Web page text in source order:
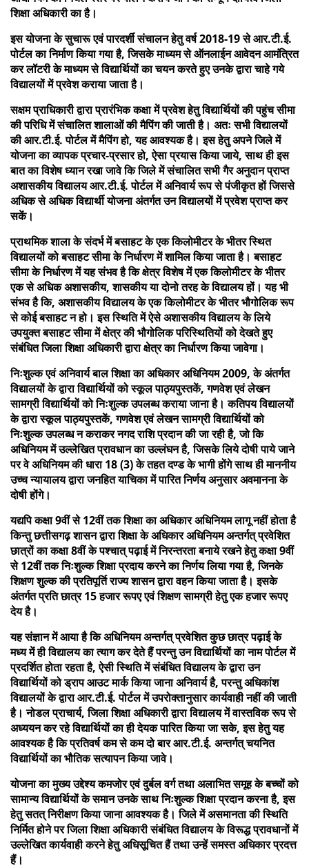
शिक्षा अधिकारी का है।
इस योजना के सुचारू एवं पारदर्शी संचालन हेतु वर्ष 2018-19 से आर.टी.ई.
पोर्टल का निर्माण किया गया है, जिसके माध्यम से ऑनलाईन आवेदन आमंत्रित
कर लॉटरी के माध्यम से विद्यार्थियों का चयन करते हुए उनके द्वारा चाहे गये
विद्यालयों में प्रवेश कराया जाता है।
सक्षम प्राधिकारी द्वारा प्रारंभिक कक्षा में प्रवेश हेतु विद्यार्थियों की पहुंच सीमा
की परिधि में संचालित शालाओं की मैपिंग की जाती है। अतः सभी विद्यालयों
की आर.टी.ई. पोर्टल में मैपिंग हो, यह आवश्यक है। इस हेतु अपने जिले में
योजना का व्यापक प्रचार-प्रसार हो, ऐसा प्रयास किया जाये, साथ ही इस
बात का विशेष ध्यान रखा जावे कि जिले में संचालित सभी गैर अनुदान प्राप्त
अशासकीय विद्यालय आर.टी.ई. पोर्टल में अनिवार्य रूप से पंजीकृत हों जिससे
अधिक से अधिक विद्यार्थी योजना अंतर्गत उन विद्यालयों में प्रवेश प्राप्त कर
सकें।
प्राथमिक शाला के संदर्भ में बसाहट के एक किलोमीटर के भीतर स्थित
विद्यालयों को बसाहट सीमा के निर्धारण में शामिल किया जाता है। बसाहट
सीमा के निर्धारण में यह संभव है कि क्षेत्र विशेष में एक किलोमीटर के भीतर
एक से अधिक अशासकीय, शासकीय या दोनो तरह के विद्यालय हों। यह भी
संभव है कि, अशासकीय विद्यालय के एक किलोमीटर के भीतर भौगोलिक रूप
से कोई बसाहट न हो। इस स्थिति में ऐसे अशासकीय विद्यालय के लिये
उपयुक्त बसाहट सीमा में क्षेत्र की भौगोलिक परिस्थितियों को देखते हुए
संबंधित जिला शिक्षा अधिकारी द्वारा क्षेत्र का निर्धारण किया जावेगा।
निःशुल्क एवं अनिवार्य बाल शिक्षा का अधिकार अधिनियम 2009, के अंतर्गत
विद्यालयों के द्वारा विद्यार्थियों को स्कूल पाठ्यपुस्तकें, गणवेश एवं लेखन
सामग्री विद्यार्थियों को निःशुल्क उपलब्ध कराया जाना है। कतिपय विद्यालयों
के द्वारा स्कूल पाठ्यपुस्तकें, गणवेश एवं लेखन सामग्री विद्यार्थियों को
निःशुल्क उपलब्ध न कराकर नगद राशि प्रदान की जा रही है, जो कि
अधिनियम में उल्लेखित प्रावधान का उल्लंघन है, जिसके लिये दोषी पाये जाने
पर वे अधिनियम की धारा 18 (3) के तहत दण्ड के भागी होंगे साथ ही माननीय
उच्च न्यायालय द्वारा जनहित याचिका में पारित निर्णय अनुसार अवमानना के
दोषी होंगे।
यद्यपि कक्षा 9वीं से 12वीं तक शिक्षा का अधिकार अधिनियम लागू नहीं होता है
किन्तु छत्तीसगढ़ शासन द्वारा शिक्षा के अधिकार अधिनियम अन्तर्गत् प्रवेशित
छात्रों का कक्षा 8वीं के पश्चात् पढ़ाई में निरन्तरता बनाये रखने हेतु कक्षा 9वीं
से 12वीं तक निःशुल्क शिक्षा प्रदाय करने का निर्णय लिया गया है, जिनके
शिक्षण शुल्क की प्रतिपूर्ति राज्य शासन द्वारा वहन किया जाता है। इसके
अंतर्गत प्रति छात्र 15 हजार रूपए एवं शिक्षण सामग्री हेतु एक हजार रूपए
देय है।
यह संज्ञान में आया है कि अधिनियम अन्तर्गत् प्रवेशित कुछ छात्र पढ़ाई के
मध्य में ही विद्यालय का त्याग कर देते हैं परन्तु उन विद्यार्थियों का नाम पोर्टल में
प्रदर्शित होता रहता है, ऐसी स्थिति में संबंधित विद्यालय के द्वारा उन
विद्यार्थियों को ड्राप आउट मार्क किया जाना अनिवार्य है, परन्तु अधिकांश
विद्यालयों के द्वारा आर.टी.ई. पोर्टल में उपरोक्तानुसार कार्यवाही नहीं की जाती
है। नोडल प्राचार्य, जिला शिक्षा अधिकारी द्वारा विद्यालय में वास्तविक रूप से
अध्ययन कर रहे विद्यार्थियों का ही देयक पारित किया जा सके, इस हेतु यह
आवश्यक है कि प्रतिवर्ष कम से कम दो बार आर.टी.ई. अन्तर्गत् चयनित
विद्यार्थियों का भौतिक सत्यापन किया जावे।
योजना का मुख्य उद्देश्य कमजोर एवं दुर्बल वर्ग तथा अलाभित समूह के बच्चों को
सामान्य विद्यार्थियों के समान उनके साथ निःशुल्क शिक्षा प्रदान करना है, इस
हेतु सतत् निरीक्षण किया जाना आवश्यक है। जिले में असमानता की स्थिति
निर्मित होने पर जिला शिक्षा अधिकारी संबंधित विद्यालय के विरूद्ध प्रावधानों में
उल्लेखित कार्यवाही करने हेतु अधिसूचित हैं तथा उन्हें समस्त अधिकार प्रदत्त
हैं।